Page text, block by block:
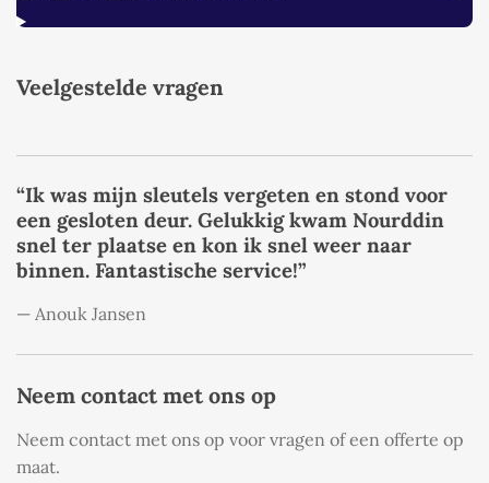
Veelgestelde vragen
“Ik was mijn sleutels vergeten en stond voor
een gesloten deur. Gelukkig kwam Nourddin
snel ter plaatse en kon ik snel weer naar
binnen. Fantastische service!”
— Anouk Jansen
Neem contact met ons op
Neem contact met ons op voor vragen of een offerte op
maat.